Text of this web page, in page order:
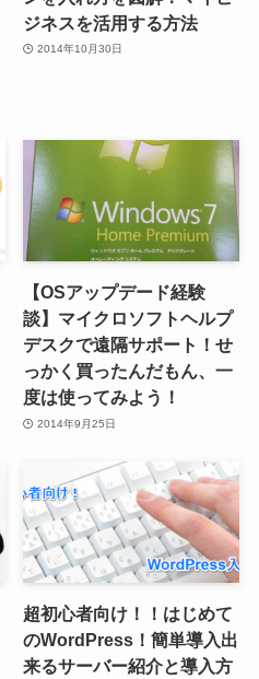
ジネスを活用する方法
2014年10月30日
【OSアップデード経験
談】マイクロソフトヘルプ
デスクで遠隔サポート！せ
っかく買ったんだもん、一
度は使ってみよう！
2014年9月25日
超初心者向け！！はじめて
のWordPress！簡単導入出
来るサーバー紹介と導入方